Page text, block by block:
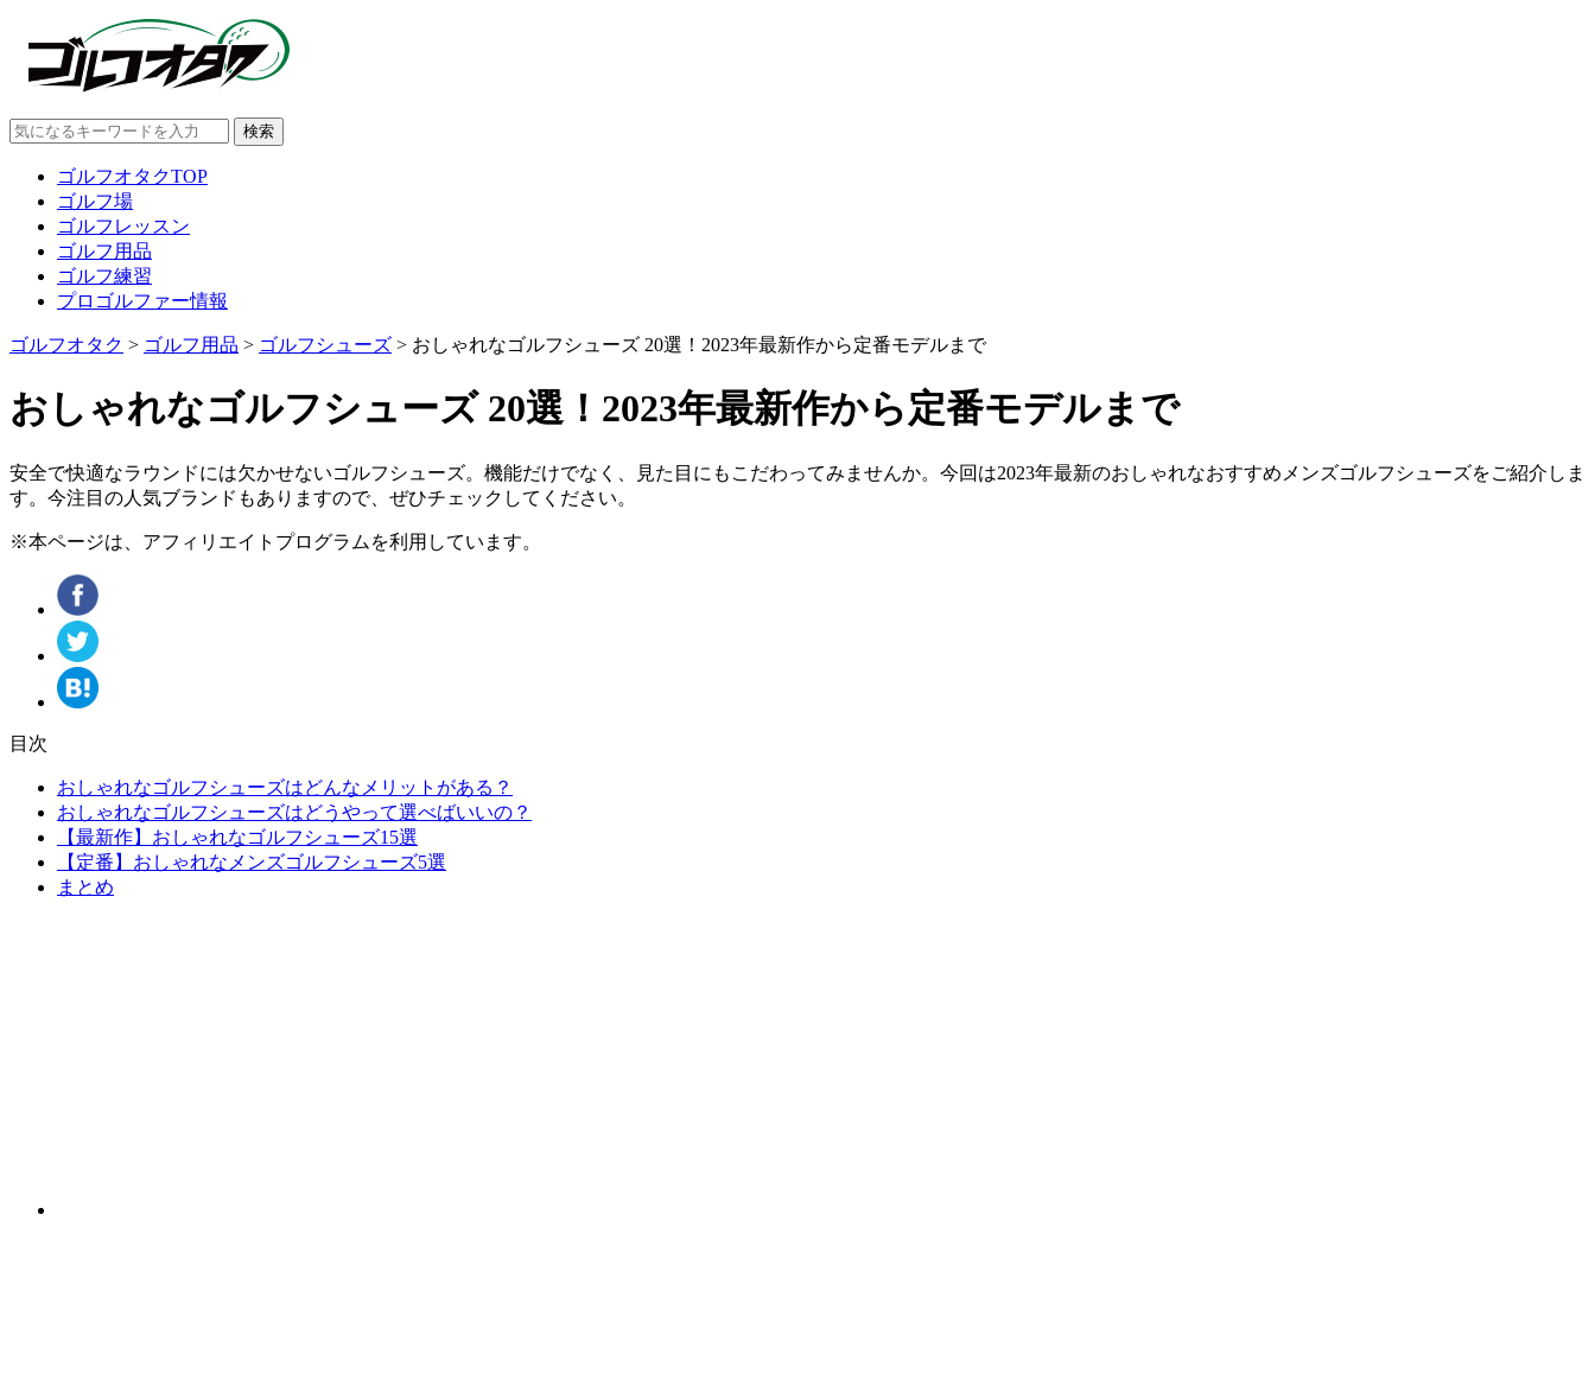
ゴルフオタクTOP
ゴルフ場
ゴルフレッスン
ゴルフ用品
ゴルフ練習
プロゴルファー情報
ゴルフオタク > ゴルフ用品 > ゴルフシューズ > おしゃれなゴルフシューズ 20選！2023年最新作から定番モデルまで
おしゃれなゴルフシューズ 20選！2023年最新作から定番モデルまで
安全で快適なラウンドには欠かせないゴルフシューズ。機能だけでなく、見た目にもこだわってみませんか。今回は2023年最新のおしゃれなおすすめメンズゴルフシューズをご紹介しま
す。今注目の人気ブランドもありますので、ぜひチェックしてください。
※本ページは、アフィリエイトプログラムを利用しています。
目次
おしゃれなゴルフシューズはどんなメリットがある？
おしゃれなゴルフシューズはどうやって選べばいいの？
【最新作】おしゃれなゴルフシューズ15選
【定番】おしゃれなメンズゴルフシューズ5選
まとめ